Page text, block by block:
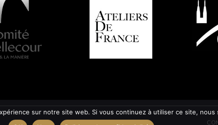
sur notre site web. Si vous continuez à utiliser ce site,